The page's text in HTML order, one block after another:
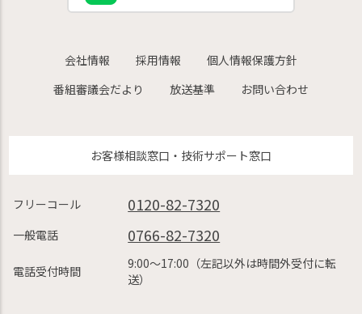
会社情報 採用情報
個人情報保護方針
番組審議会だより
放送基準 お問い合わせ
お客様相談窓口・技術サポート窓口
フリーコール 0120-82-7320
一般電話 0766-82-7320
電話受付時間
9:00〜17:00（左記以外は時間外受付に転
送）